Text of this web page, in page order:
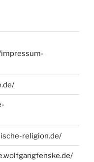
religion.de/